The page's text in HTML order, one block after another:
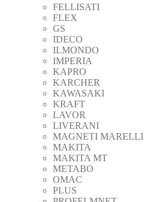
FELLISATI
FLEX
GS
IDECO
ILMONDO
IMPERIA
KAPRO
KARCHER
KAWASAKI
KRAFT
LAVOR
LIVERANI
MAGNETI MARELLI
MAKITA
MAKITA MT
METABO
OMAC
PLUS